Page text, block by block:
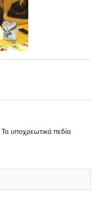
Τα υποχρεωτικά πεδία